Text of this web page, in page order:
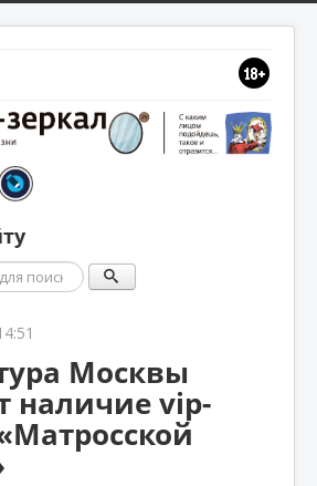
Москвы
наличие vip-